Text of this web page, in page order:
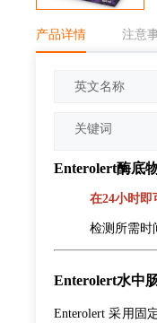
产品详情 注意
英文名称
关键词
Enterolert酶底
在24小时
检测所需时
Enterolert水中
Enterolert 采用固